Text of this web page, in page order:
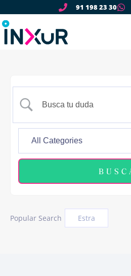
91 198 23 30
Popular Search Estra